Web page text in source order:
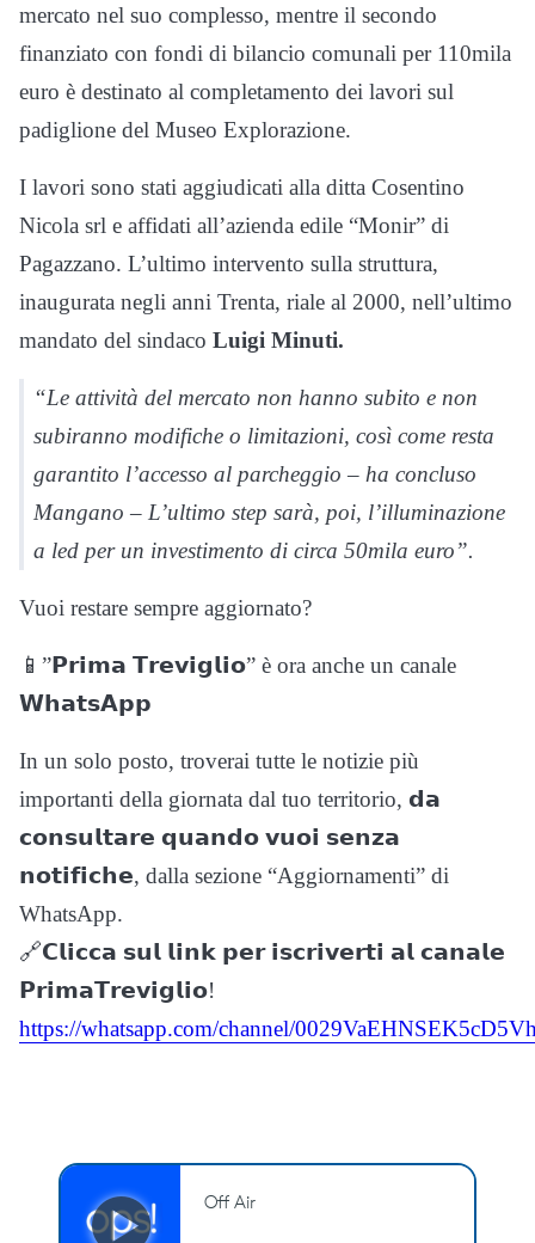
mercato nel suo complesso, mentre il secondo
finanziato con fondi di bilancio comunali per 110mila
euro è destinato al completamento dei lavori sul
padiglione del Museo Explorazione.
I lavori sono stati aggiudicati alla ditta Cosentino
Nicola srl e affidati all’azienda edile “Monir” di
Pagazzano. L’ultimo intervento sulla struttura,
inaugurata negli anni Trenta, riale al 2000, nell’ultimo
mandato del sindaco Luigi Minuti.
“Le attività del mercato non hanno subito e non
subiranno modifiche o limitazioni, così come resta
garantito l’accesso al parcheggio – ha concluso
Mangano – L’ultimo step sarà, poi, l’illuminazione
a led per un investimento di circa 50mila euro”.
Vuoi restare sempre aggiornato?
📱”𝗣𝗿𝗶𝗺𝗮 𝗧𝗿𝗲𝘃𝗶𝗴𝗹𝗶𝗼” è ora anche un canale
𝗪𝗵𝗮𝘁𝘀𝗔𝗽𝗽
In un solo posto, troverai tutte le notizie più
importanti della giornata dal tuo territorio, 𝗱𝗮
𝗰𝗼𝗻𝘀𝘂𝗹𝘁𝗮𝗿𝗲 𝗾𝘂𝗮𝗻𝗱𝗼 𝘃𝘂𝗼𝗶 𝘀𝗲𝗻𝘇𝗮
𝗻𝗼𝘁𝗶𝗳𝗶𝗰𝗵𝗲, dalla sezione “Aggiornamenti” di
WhatsApp.
🔗𝗖𝗹𝗶𝗰𝗰𝗮 𝘀𝘂𝗹 𝗹𝗶𝗻𝗸 𝗽𝗲𝗿 𝗶𝘀𝗰𝗿𝗶𝘃𝗲𝗿𝘁𝗶 𝗮𝗹 𝗰𝗮𝗻𝗮𝗹𝗲
𝗣𝗿𝗶𝗺𝗮𝗧𝗿𝗲𝘃𝗶𝗴𝗹𝗶𝗼!
https://whatsapp.com/channel/